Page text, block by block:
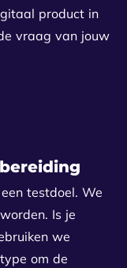
product in
vraag van jouw
testdoel. We
Is je
we
om de